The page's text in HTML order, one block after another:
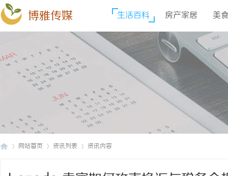
博雅传媒 生活百科 房产家居 美
网站首页 资讯列表 资讯内容